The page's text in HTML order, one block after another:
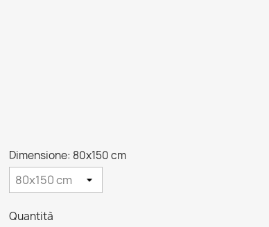
Dimensione: 80x150 cm
Quantità